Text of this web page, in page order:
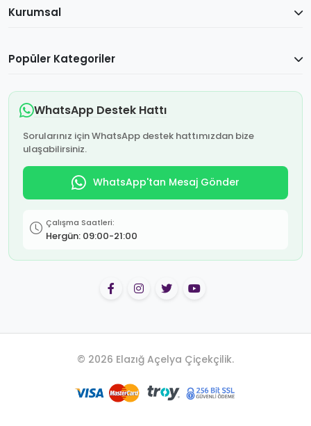
Kurumsal
Popüler Kategoriler
WhatsApp Destek Hattı
Sorularınız için WhatsApp destek hattımızdan bize
ulaşabilirsiniz.
WhatsApp'tan Mesaj Gönder
Çalışma Saatleri:
Hergün: 09:00-21:00
© 2026 Elazığ Açelya Çiçekçilik.